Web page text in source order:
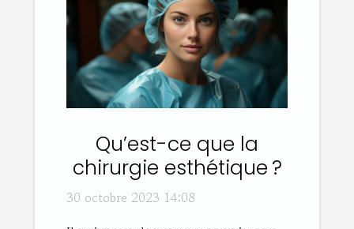
Qu’est-ce que la
chirurgie esthétique ?
30 octobre 2023 14:08